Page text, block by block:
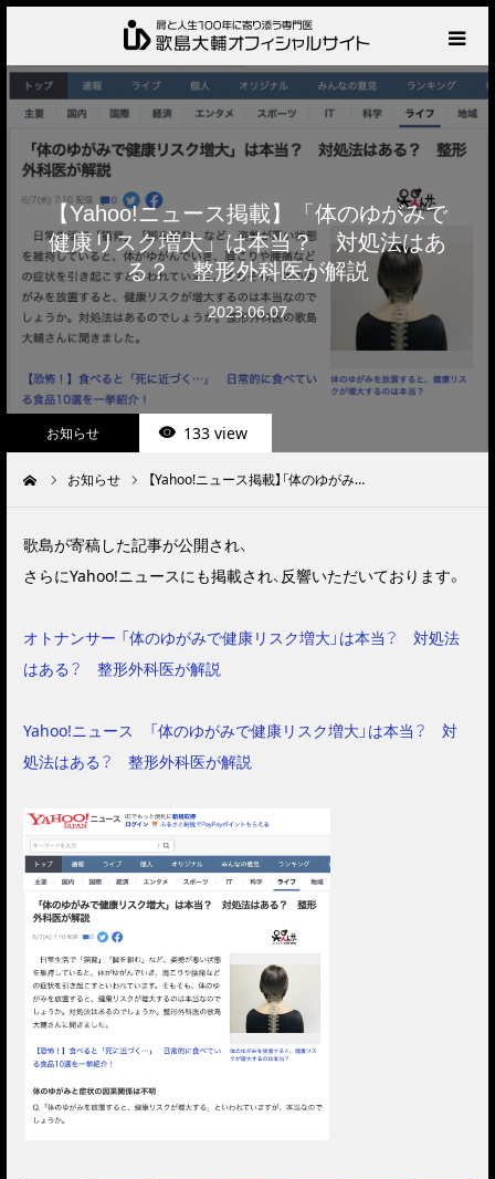
【Yahoo!ニュース掲載】「体のゆがみで
健康リスク増大」は本当？ 対処法はあ
る？ 整形外科医が解説
2023.06.07
お知らせ 133 view
お知らせ 【Yahoo!ニュース掲載】「体のゆがみ…
歌島が寄稿した記事が公開され、
さらにYahoo!ニュースにも掲載され、反響いただいております。
オトナンサー 「体のゆがみで健康リスク増大」は本当？ 対処法
はある？ 整形外科医が解説
Yahoo!ニュース 「体のゆがみで健康リスク増大」は本当？ 対
処法はある？ 整形外科医が解説
HOME
プロフィール
サービス
肩の診察・相談の流れ
お知らせ
BLOG
お問い合わせ